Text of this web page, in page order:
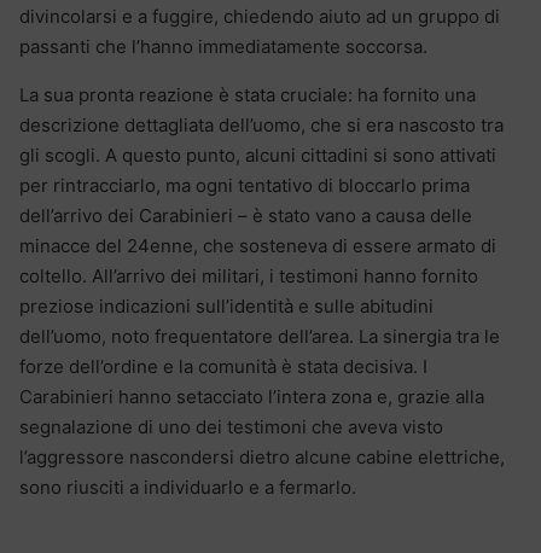
divincolarsi e a fuggire, chiedendo aiuto ad un gruppo di
passanti che l’hanno immediatamente soccorsa.
La sua pronta reazione è stata cruciale: ha fornito una
descrizione dettagliata dell’uomo, che si era nascosto tra
gli scogli. A questo punto, alcuni cittadini si sono attivati
per rintracciarlo, ma ogni tentativo di bloccarlo prima
dell’arrivo dei Carabinieri – è stato vano a causa delle
minacce del 24enne, che sosteneva di essere armato di
coltello. All’arrivo dei militari, i testimoni hanno fornito
preziose indicazioni sull’identità e sulle abitudini
dell’uomo, noto frequentatore dell’area. La sinergia tra le
forze dell’ordine e la comunità è stata decisiva. I
Carabinieri hanno setacciato l’intera zona e, grazie alla
segnalazione di uno dei testimoni che aveva visto
l’aggressore nascondersi dietro alcune cabine elettriche,
sono riusciti a individuarlo e a fermarlo.